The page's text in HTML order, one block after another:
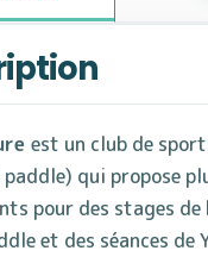
est un club de
qui propose
pour des stages
et des séances de